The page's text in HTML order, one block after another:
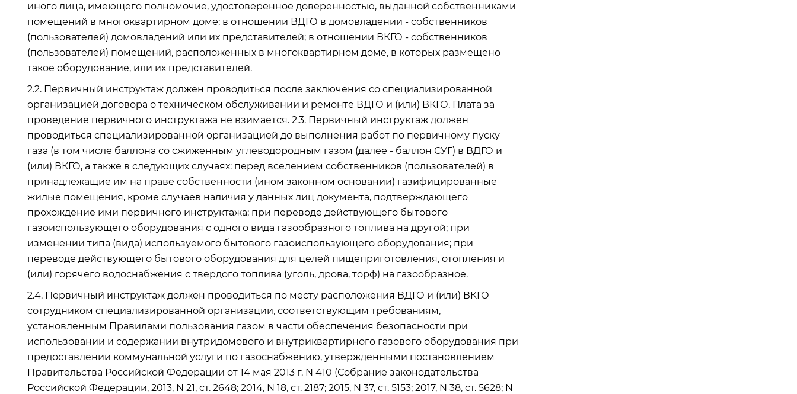
иного лица, имеющего полномочие, удостоверенное доверенностью, выданной собственниками
помещений в многоквартирном доме; в отношении ВДГО в домовладении - собственников
(пользователей) домовладений или их представителей; в отношении ВКГО - собственников
(пользователей) помещений, расположенных в многоквартирном доме, в которых размещено
такое оборудование, или их представителей.
2.2. Первичный инструктаж должен проводиться после заключения со специализированной
организацией договора о техническом обслуживании и ремонте ВДГО и (или) ВКГО. Плата за
проведение первичного инструктажа не взимается. 2.3. Первичный инструктаж должен
проводиться специализированной организацией до выполнения работ по первичному пуску
газа (в том числе баллона со сжиженным углеводородным газом (далее - баллон СУГ) в ВДГО и
(или) ВКГО, а также в следующих случаях: перед вселением собственников (пользователей) в
принадлежащие им на праве собственности (ином законном основании) газифицированные
жилые помещения, кроме случаев наличия у данных лиц документа, подтверждающего
прохождение ими первичного инструктажа; при переводе действующего бытового
газоиспользующего оборудования с одного вида газообразного топлива на другой; при
изменении типа (вида) используемого бытового газоиспользующего оборудования; при
переводе действующего бытового оборудования для целей пищеприготовления, отопления и
(или) горячего водоснабжения с твердого топлива (уголь, дрова, торф) на газообразное.
2.4. Первичный инструктаж должен проводиться по месту расположения ВДГО и (или) ВКГО
сотрудником специализированной организации, соответствующим требованиям,
установленным Правилами пользования газом в части обеспечения безопасности при
использовании и содержании внутридомового и внутриквартирного газового оборудования при
предоставлении коммунальной услуги по газоснабжению, утвержденными постановлением
Правительства Российской Федерации от 14 мая 2013 г. N 410 (Собрание законодательства
Российской Федерации, 2013, N 21, ст. 2648; 2014, N 18, ст. 2187; 2015, N 37, ст. 5153; 2017, N 38, ст. 5628; N